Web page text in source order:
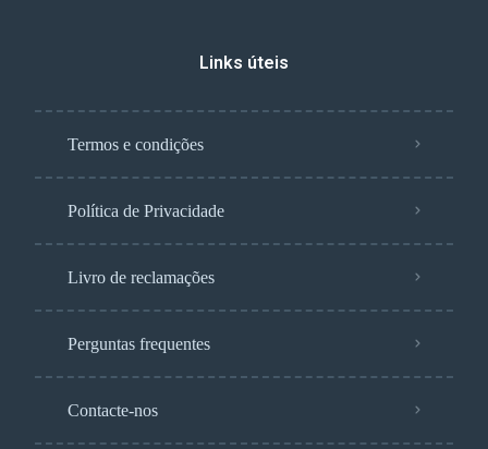
Links úteis
Termos e condições
Política de Privacidade
Livro de reclamações
Perguntas frequentes
Contacte-nos